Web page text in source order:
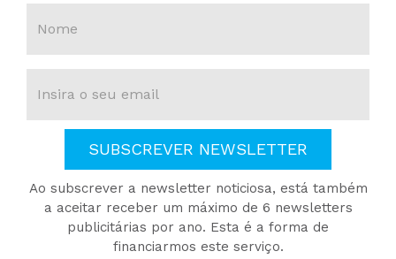
SUBSCREVER NEWSLETTER
Ao subscrever a newsletter noticiosa, está também
a aceitar receber um máximo de 6 newsletters
publicitárias por ano. Esta é a forma de
financiarmos este serviço.